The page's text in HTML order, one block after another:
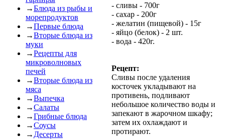
→Блюда из рыбы и
морепродуктов
→Первые блюда
→Вторые блюда из
муки
→Рецепты для
микроволновых
печей
→Вторые блюда из
мяса
→Выпечка
→Салаты
→Грибные блюда
→Соусы
→ Десерты
- сливы - 700г
- сахар - 200г
- желатин (пищевой) - 15г
- яйцо (белок) - 2 шт.
- вода - 420г.
Рецепт:
Cливы после удаления
косточек укладывают на
противень, подливают
небольшое количество воды и
запекают в жарочном шкафу;
затем их охлаждают и
протирают.